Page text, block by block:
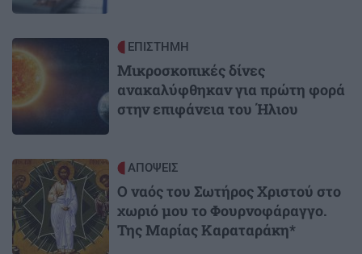
Image ΕΠΙΣΤΗΜΗ
Μικροσκοπικές δίνες
ανακαλύφθηκαν για πρώτη φορά
στην επιφάνεια του Ήλιου
Image ΑΠΟΨΕΙΣ
Ο ναός του Σωτήρος Χριστού στο
χωριό μου το Φουρνοφάραγγο.
Της Μαρίας Καραταράκη*